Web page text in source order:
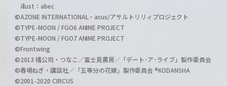
illust：abec
©AZONE INTERNATIONAL・acus/アサルトリリィプロジェクト
©TYPE-MOON / FGO6 ANIME PROJECT
©TYPE-MOON / FGO7 ANIME PROJECT
©Frontwing
©2013 橘公司・つなこ／富士見書房／「デート･ア･ライブ」製作委員会
©春場ねぎ・講談社／「五等分の花嫁」製作委員会 ®KODANSHA
©2001-2020 CIRCUS